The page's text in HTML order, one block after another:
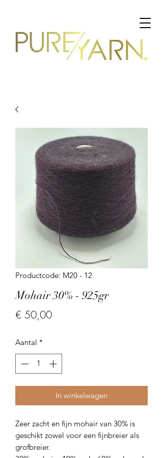
Productcode: M20 - 12
Mohair 30% - 925gr
€ 50,00Prijs
Aantal *
In winkelwagen
Zeer zacht en fijn mohair van 30% is
geschikt zowel voor een fijnbreier als
grofbreier.